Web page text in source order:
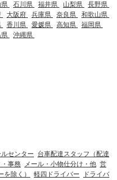
県 石川県 福井県 山梨県
長野県
大阪府 兵庫県 奈良県
和歌山県
香川県 愛媛県 高知県
福岡県
県 沖縄県
ルセンター
台車配達スタッフ（配達
・事務 メール・小物仕分け・他 営
を除く） 軽四ドライバー
ドライバ